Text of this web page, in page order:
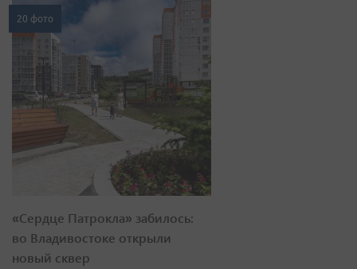
20 фото
«Сердце Патрокла» забилось:
во Владивостоке открыли
новый сквер